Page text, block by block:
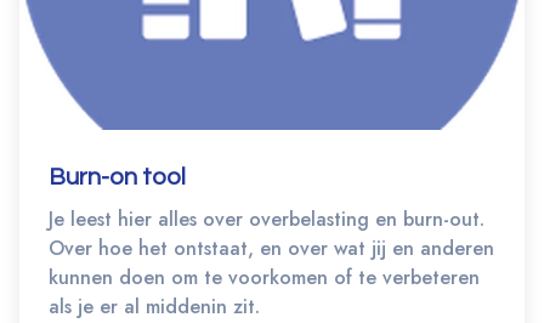
Burn-on tool
Je leest hier alles over overbelasting en burn-out.
Over hoe het ontstaat, en over wat jij en anderen
kunnen doen om te voorkomen of te verbeteren
als je er al middenin zit.